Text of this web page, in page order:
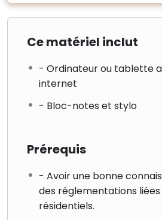
Ce matériel inclut
- Ordinateur ou tablette
internet
- Bloc-notes et stylo
Prérequis
- Avoir une bonne
des réglementations
résidentiels.